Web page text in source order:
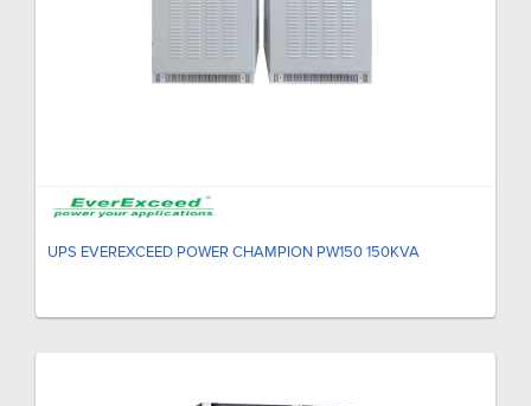
UPS EVEREXCEED POWER CHAMPION PW150 150KVA